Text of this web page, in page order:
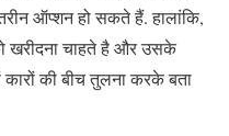
ऑप्शन हो सकते हैं. हालांकि,
खरीदना चाहते है और उसके
की बीच तुलना करके बता